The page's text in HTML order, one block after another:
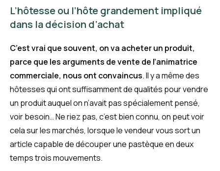
L’hôtesse ou l’hôte grandement impliqué
dans la décision d’achat
C’est vrai que souvent, on va acheter un produit,
parce que les arguments de vente de l’animatrice
commerciale, nous ont convaincus. Il y a même des
hôtesses qui ont suffisamment de qualités pour vendre
un produit auquel on n’avait pas spécialement pensé,
voir besoin… Ne riez pas, c’est bien connu, on peut voir
cela sur les marchés, lorsque le vendeur vous sort un
article capable de découper une pastèque en deux
temps trois mouvements.